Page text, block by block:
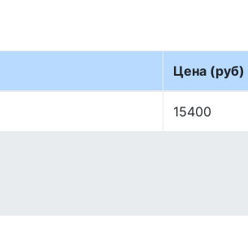
Цена (руб)
15400